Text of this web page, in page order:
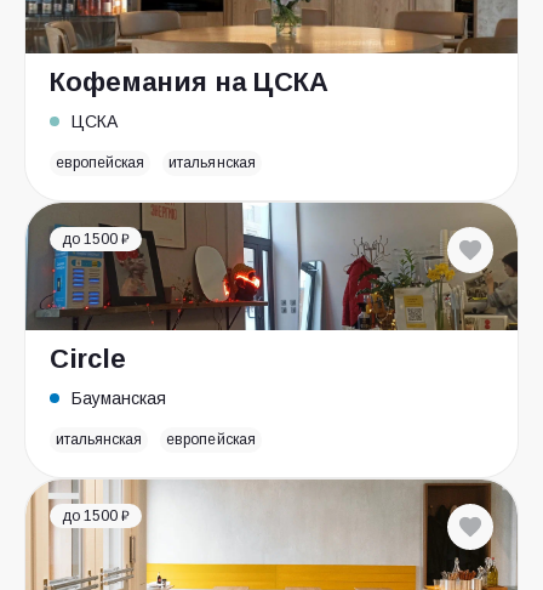
Кофемания на ЦСКА
ЦСКА
европейская итальянская
до 1500 ₽
Circle
Бауманская
итальянская европейская
до 1500 ₽